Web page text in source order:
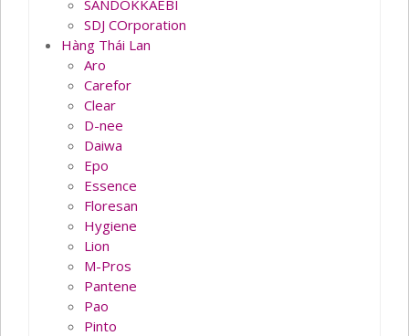
SANDOKKAEBI
SDJ COrporation
Hàng Thái Lan
Aro
Carefor
Clear
D-nee
Daiwa
Epo
Essence
Floresan
Hygiene
Lion
M-Pros
Pantene
Pao
Pinto